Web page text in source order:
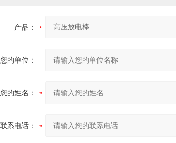
产品：
您的单位：
您的姓名：
联系电话：